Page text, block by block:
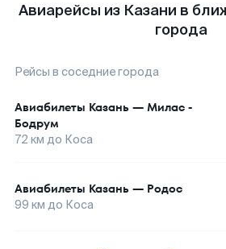
Авиарейсы из Казани в
города
Рейсы в соседние города
Авиабилеты Казань — Милас -
Бодрум
72 км до Коса
Авиабилеты Казань — Родос
99 км до Коса